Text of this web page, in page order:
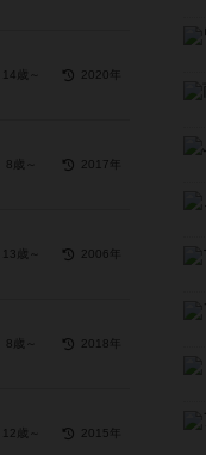
14歳～ 2020年
8歳～ 2017年
13歳～ 2006年
8歳～ 2018年
12歳～ 2015年